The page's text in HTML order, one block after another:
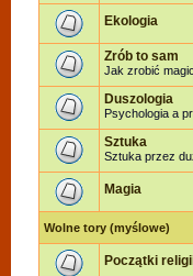
Ekologia
Zrób to sam
Jak zrobić
Duszologia
Psychologia a
Sztuka
Sztuka przez
Magia
Wolne tory (myślowe)
Początki